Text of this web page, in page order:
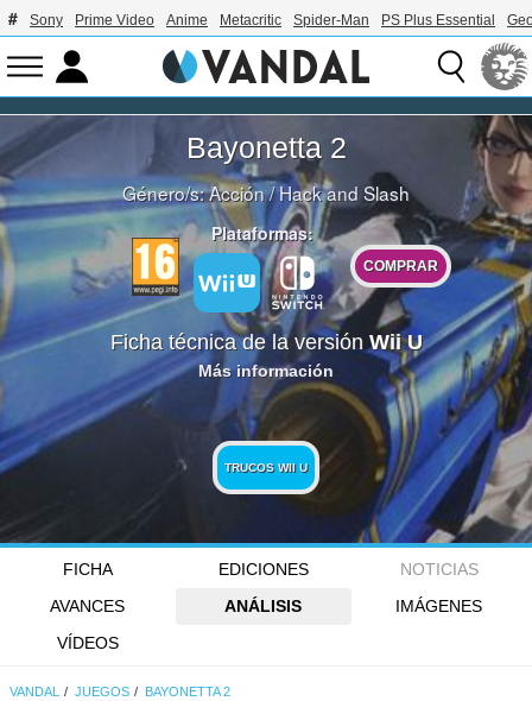
Sony Prime Video Anime Metacritic Spider-Man PS Plus Essential
Bayonetta 2
Género/s:Acción/Hack and Slash
Plataformas:
COMPRAR
Ficha técnica de la versiónWii U
Más información
TRUCOS WII U
FICHA EDICIONES
NOTICIAS
AVANCES
ANÁLISIS
IMÁGENES
VÍDEOS
VANDAL JUEGOS BAYONETTA 2